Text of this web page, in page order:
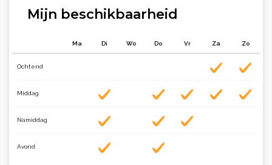
Mijn beschikbaarheid
Ma Di Wo Do Vr Za Zo
Ochtend
Middag
Namiddag
Avond